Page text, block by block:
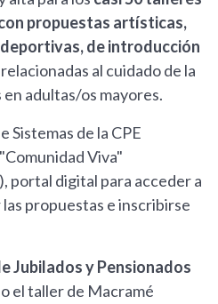
propuestas artísticas,
de introducción
al cuidado de la
adultas/os mayores.
Sistemas de la CPE
Viva"
portal digital para acceder a
propuestas e inscribirse
Jubilados y Pensionados
el taller de Macramé